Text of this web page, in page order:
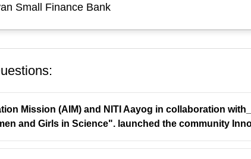
Small Finance Bank
Mission (AIM) and NITI Aayog in collaboration
and Girls in Science". launched the community